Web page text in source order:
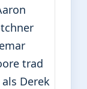
trad
Derek